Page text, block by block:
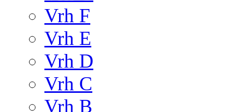
Vrh F
Vrh E
Vrh D
Vrh C
Vrh B